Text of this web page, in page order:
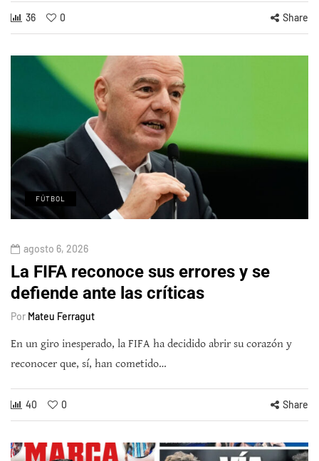
36 0 Share
FÚTBOL
agosto 6, 2026
La FIFA reconoce sus errores y se
defiende ante las críticas
Por Mateu Ferragut
En un giro inesperado, la FIFA ha decidido abrir su corazón y
reconocer que, sí, han cometido…
40 0 Share